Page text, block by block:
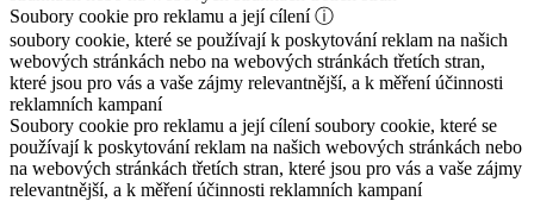
Soubory cookie pro reklamu a její cílení ⓘ
soubory cookie, které se používají k poskytování reklam na našich
webových stránkách nebo na webových stránkách třetích stran,
které jsou pro vás a vaše zájmy relevantnější, a k měření účinnosti
reklamních kampaní
Soubory cookie pro reklamu a její cílenísoubory cookie, které se
používají k poskytování reklam na našich webových stránkách nebo
na webových stránkách třetích stran, které jsou pro vás a vaše zájmy
relevantnější, a k měření účinnosti reklamních kampaní